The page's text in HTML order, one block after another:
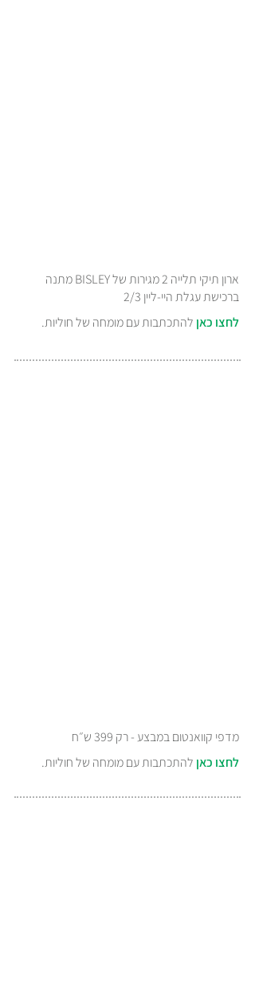
ארון תיקי תלייה 2 מגירות של BISLEY מתנה
ברכישת עגלת היי-ליין 2/3
לחצו כאן להתכתבות עם מומחה של חוליות.
מדפי קוואנטום במבצע - רק 399 ש״ח
לחצו כאן להתכתבות עם מומחה של חוליות.